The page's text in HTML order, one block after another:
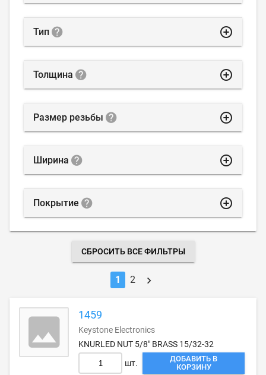
highlight_off
Тип
highlight_off
Толщина
highlight_off
Размер резьбы
highlight_off
Ширина
highlight_off
Покрытие
СБРОСИТЬ ВСЕ ФИЛЬТРЫ
1 2
1459
Keystone Electronics
KNURLED NUT 5/8" BRASS 15/32-32
шт.
ДОБАВИТЬ В
КОРЗИНУ